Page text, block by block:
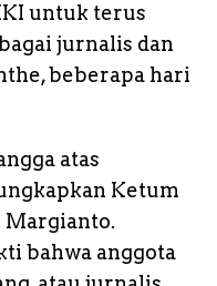
untuk terus
jurnalis dan
beberapa hari
atas
Ketum
Margianto.
bahwa anggota